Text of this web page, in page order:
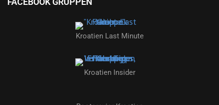
Kroatien Last Minute
Kroatien Insider